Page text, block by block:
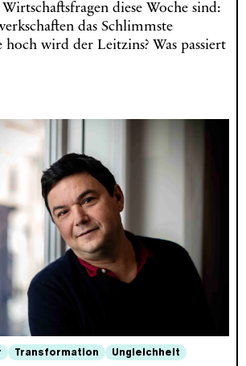
diese Woche sind:
das Schlimmste
hoch wird der Leitzins? Was passiert
Transformation Ungleichheit